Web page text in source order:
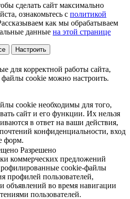
сделать сайт максимально
ознакомьтесь с политикой
как мы обрабатываем
данные на этой странице
Настроить
для корректной работы сайта,
cookie можно настроить.
cookie необходимы для того,
сайт и его функции. Их нельзя
в ответ на ваши действия,
конфиденциальности, вход
форм.
Разрешено
коммерческих предложений
cookie-файлы
профилей пользователей,
объявлений во время навигации
пользователей.